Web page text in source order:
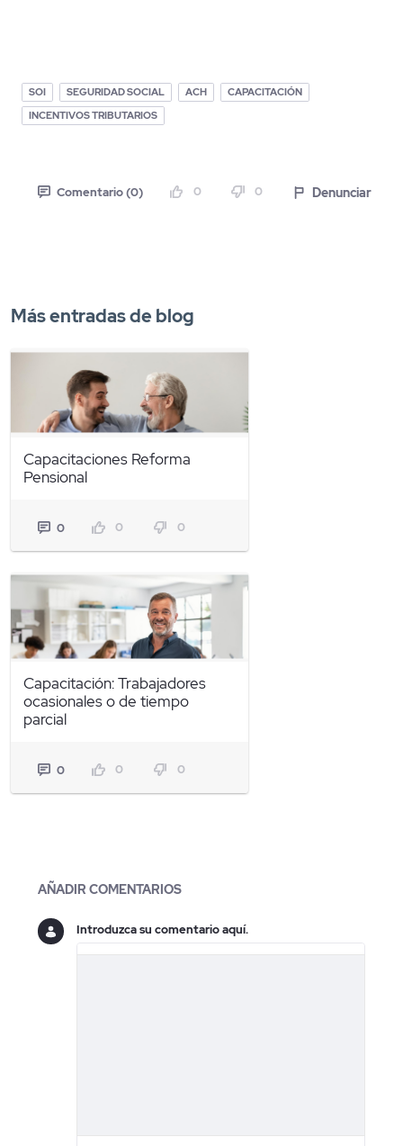
SOI SEGURIDAD SOCIAL ACH
CAPACITACIÓN
INCENTIVOS TRIBUTARIOS
Comentario (0) 0 0 Denunciar
Más entradas de blog
Capacitaciones Reforma
Pensional
0 0 0
Capacitación: Trabajadores
ocasionales o de tiempo
parcial
0 0 0
Blogs
AÑADIR COMENTARIOS
Introduzca su comentario aquí.